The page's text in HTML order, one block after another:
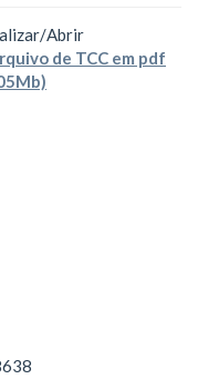
Abrir
de TCC em pdf